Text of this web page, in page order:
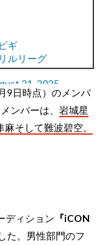
ギ
ルリーグ
21, 2025
9日時点）のメンバ
ンバーは、 岩城星
そして難波碧空。
ディション 『iCON
た。男性部門のフ